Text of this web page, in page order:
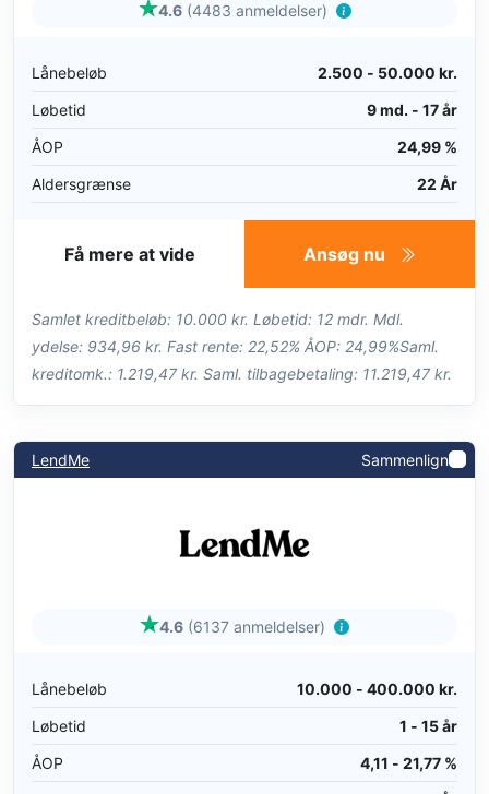
4.6 (4483 anmeldelser)
Lånebeløb
2.500 - 50.000 kr.
Løbetid
9 md. - 17 år
ÅOP
24,99 %
Aldersgrænse
22 År
Ansøg nu
Få mere at vide
Samlet kreditbeløb: 10.000 kr. Løbetid: 12 mdr. Mdl.
ydelse: 934,96 kr. Fast rente: 22,52% ÅOP: 24,99%Saml.
kreditomk.: 1.219,47 kr. Saml. tilbagebetaling: 11.219,47 kr.
LendMe Sammenlign
4.6 (6137 anmeldelser)
Lånebeløb
10.000 - 400.000 kr.
Løbetid
1 - 15 år
ÅOP
4,11 - 21,77 %